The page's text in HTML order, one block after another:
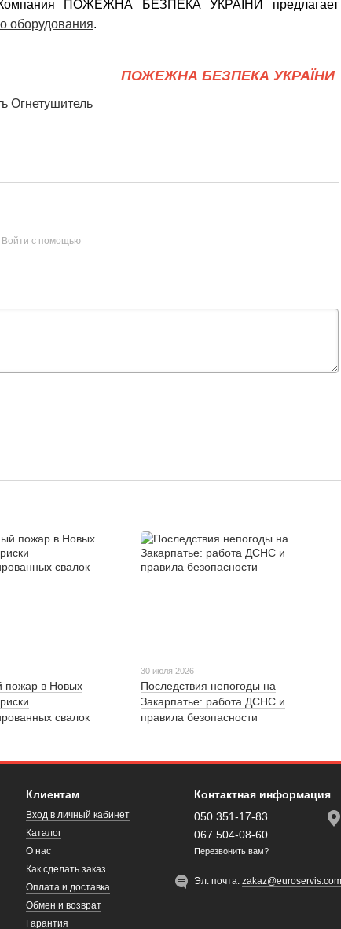
ПОЖЕЖНА БЕЗПЕКА УКРАЇНИ предлагает
оборудования.
ПОЖЕЖНА БЕЗПЕКА УКРАЇНИ
Войти с помощью
пожар в Новых
свалок
30 июля 2026
Последствия непогоды на
Закарпатье: работа ДСНС и
правила безопасности
Клиентам
Вход в личный кабинет
Каталог
О нас
Как сделать заказ
Оплата и доставка
Обмен и возврат
Гарантия
Контактная информация
050 351-17-83
067 504-08-60
Перезвонить вам?
Эл. почта: